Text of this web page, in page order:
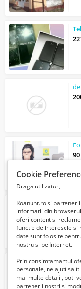
90
Cookie
Draga utilizator,
Roanunt.ro si
informatii din
oferi content si
functie de interesele si
date sunt folosite
nostru si pe Internet.
Prin consimtamantul
personale, ne ajuti sa
mai multe detalii, poti
partenerii nostri si